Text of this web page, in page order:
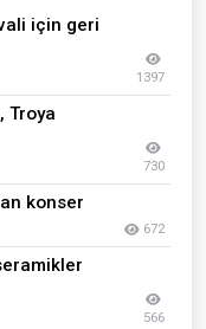
için geri
1397
Troya
730
konser
672
566